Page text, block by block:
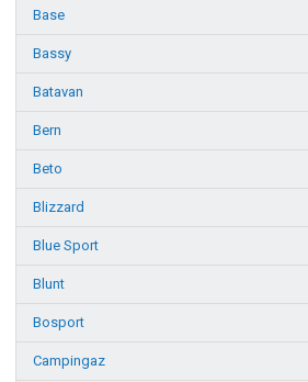
Base
Bassy
Batavan
Bern
Beto
Blizzard
Blue Sport
Blunt
Bosport
Campingaz